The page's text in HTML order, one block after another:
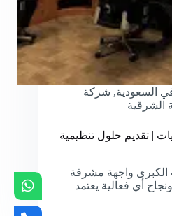
السعودية, شركة
الشرقية
| تقديم حلول تنظيمية
الكبرى واجهة مشرفة
أي فعالية يعتمد